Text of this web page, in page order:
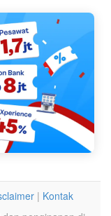
| Kontak